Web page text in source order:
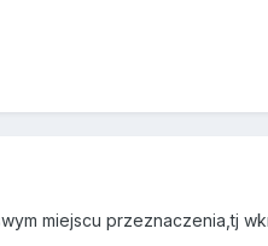
miejscu przeznaczenia,tj